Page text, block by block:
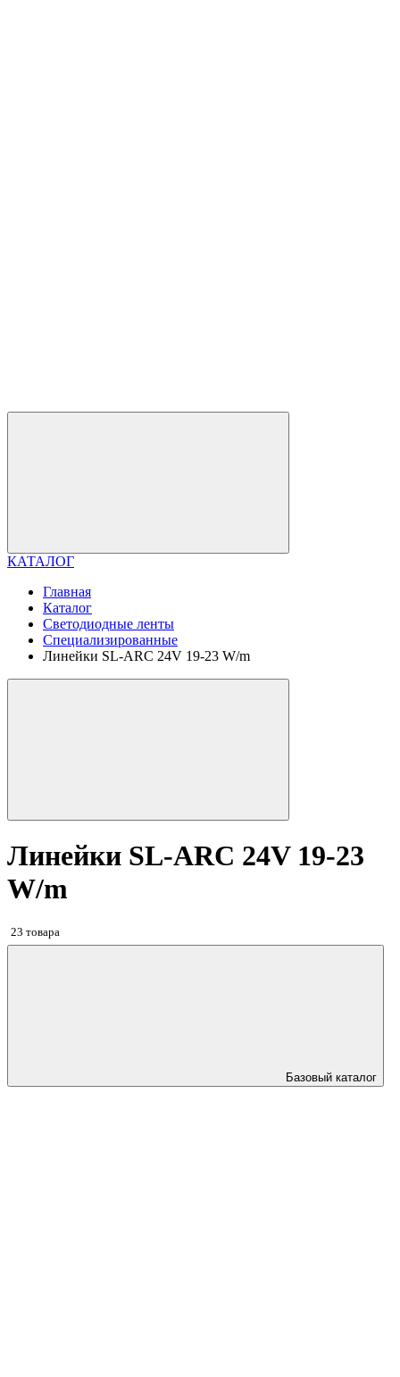
КАТАЛОГ
Главная
Каталог
Светодиодные ленты
Специализированные
Линейки SL-ARC 24V 19-23 W/m
Линейки SL-ARC 24V 19-23
W/m
23 товара
Базовый каталог